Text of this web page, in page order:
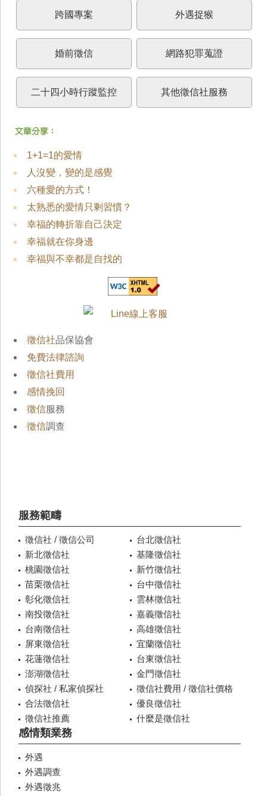
跨國專案 外遇捉猴
婚前徵信 網路犯罪蒐證
二十四小時行蹤監控 其他徵信社服務
1+1=1的愛情
人沒變，變的是感覺
六種愛的方式！
太熟悉的愛情只剩習慣？
幸福的轉折靠自己決定
幸福就在你身邊
幸福與不幸都是自找的
徵信社品保協會
免費法律諮詢
徵信社費用
感情挽回
徵信服務
徵信調查
服務範疇
徵信社 / 徵信公司
台北徵信社
新北徵信社
基隆徵信社
桃園徵信社
新竹徵信社
苗栗徵信社
台中徵信社
彰化徵信社
雲林徵信社
南投徵信社
嘉義徵信社
台南徵信社
高雄徵信社
屏東徵信社
宜蘭徵信社
花蓮徵信社
台東徵信社
澎湖徵信社
金門徵信社
偵探社 / 私家偵探社
徵信社費用 / 徵信社價格
合法徵信社
優良徵信社
徵信社推薦
什麼是徵信社
感情類業務
外遇
外遇調查
外遇徵兆